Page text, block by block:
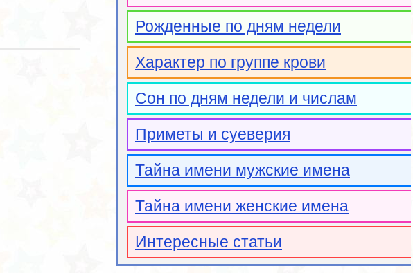
Рожденные по дням недели
Характер по группе крови
Сон по дням недели и числам
Приметы и суеверия
Тайна имени мужские имена
Тайна имени женские имена
Интересные статьи